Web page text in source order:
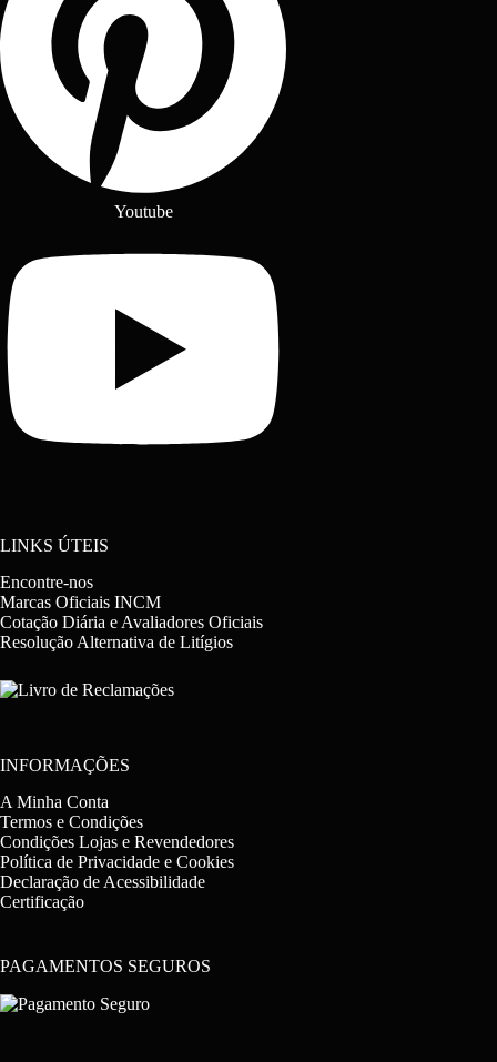
Youtube
LINKS ÚTEIS
Encontre-nos
Marcas Oficiais INCM
Cotação Diária e Avaliadores Oficiais
Resolução Alternativa de Litígios
INFORMAÇÕES
A Minha Conta
Termos e Condições
Condições Lojas e Revendedores
Política de Privacidade e Cookies
Declaração de Acessibilidade
Certificação
PAGAMENTOS SEGUROS